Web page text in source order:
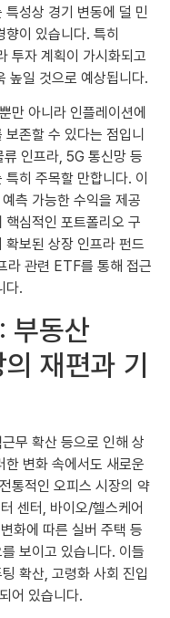
성상 경기 변동에 덜 민
이 있습니다. 특히
투자 계획이 가시화되고
높일 것으로 예상됩니다.
만 아니라 인플레이션에
존할 수 있다는 점입니
인프라, 5G 통신망 등
히 주목할 만합니다. 이
측 가능한 수익을 제공
심적인 포트폴리오 구
보된 상장 인프라 펀드
관련 ETF를 통해 접근
다.
부동산
재편과 기
무 확산 등으로 인해 상
한 변화 속에서도 새로운
통적인 오피스 시장의 약
센터, 바이오/헬스케어
화에 따른 실버 주택 등
보이고 있습니다. 이들
확산, 고령화 사회 진입
어 있습니다.